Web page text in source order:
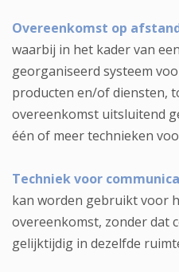
Overeenkomst op
waarbij in het kader van
georganiseerd systeem
producten en/of diensten,
overeenkomst uitsluitend
één of meer technieken
Techniek voor
kan worden gebruikt voor
overeenkomst, zonder dat
gelijktijdig in dezelfde